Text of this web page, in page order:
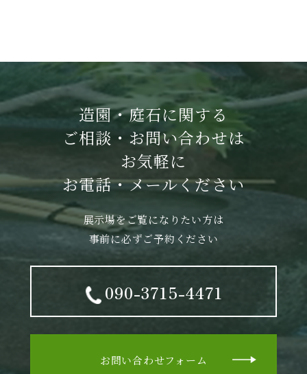
造園・庭石に関する
ご相談・お問い合わせは
お気軽に
お電話・メールください
展示場をご覧になりたい方は
事前に必ずご予約ください
090-3715-4471
お問い合わせフォーム